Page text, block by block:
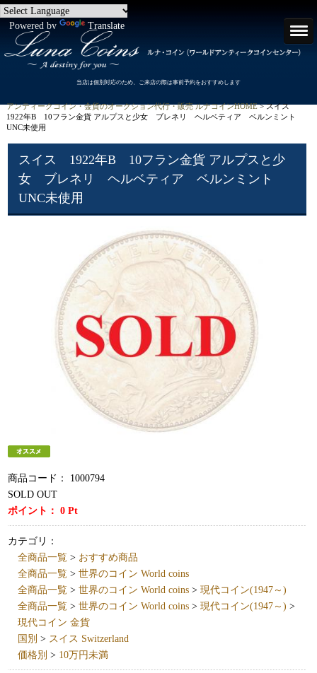
Powered by Translate
当店は個別対応のため、ご来店の際は事前予約をおすすめします
アンティークコイン・金貨のオークション代行・販売 ルナコインHOME> スイス
1922年B 10フラン金貨 アルプスと少女 ブレネリ ヘルベティア ベルンミント
UNC未使用
スイス 1922年B 10フラン金貨 アルプスと少
女 ブレネリ ヘルベティア ベルンミント
UNC未使用
商品コード：
1000794
SOLD OUT
ポイント：0 Pt
カテゴリ：
全商品一覧 > おすすめ商品
全商品一覧 >世界のコイン World coins
全商品一覧 >世界のコイン World coins >現代コイン(1947～)
全商品一覧 >世界のコイン World coins >現代コイン(1947～) >
現代コイン 金貨
国別 > スイス Switzerland
価格別 > 10万円未満